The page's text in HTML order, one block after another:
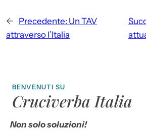
← Precedente: Un TAV
attraverso l’Italia
BENVENUTI SU
Cruciverba Italia
Non solo soluzioni!